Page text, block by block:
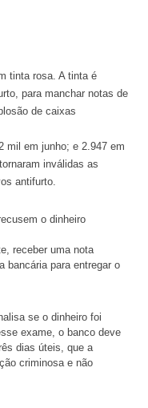
tinta rosa. A tinta é
para manchar notas de
de caixas
mil em junho; e 2.947 em
inválidas as
antifurto.
o dinheiro
receber uma nota
bancária para entregar o
se o dinheiro foi
exame, o banco deve
dias úteis, que a
criminosa e não